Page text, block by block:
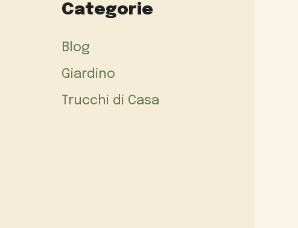
Categorie
Blog
Giardino
Trucchi di Casa